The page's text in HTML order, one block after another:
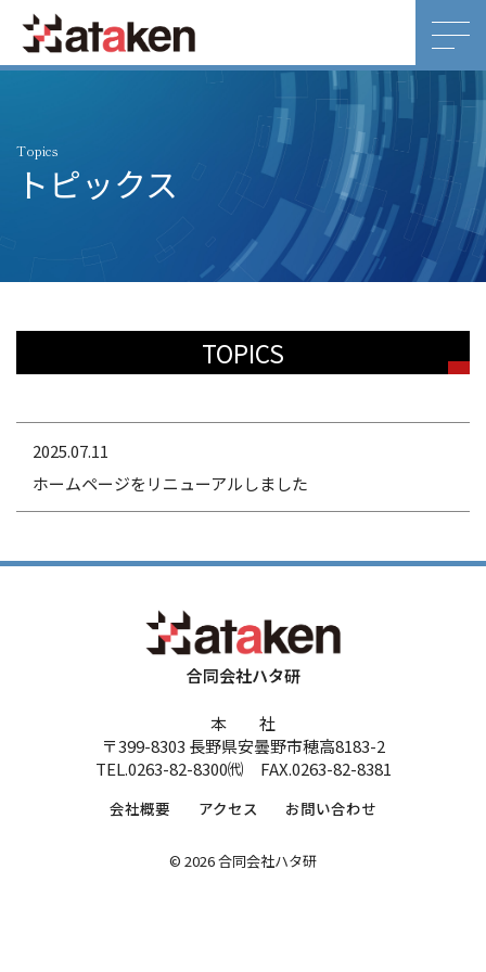
Topics
トピックス
TOPICS
2025.07.11
ホームページをリニューアルしました
合同会社ハタ研
本 社
〒399-8303 長野県安曇野市穂高8183-2
TEL.0263-82-8300㈹ FAX.0263-82-8381
会社概要 アクセス お問い合わせ
© 2026 合同会社ハタ研